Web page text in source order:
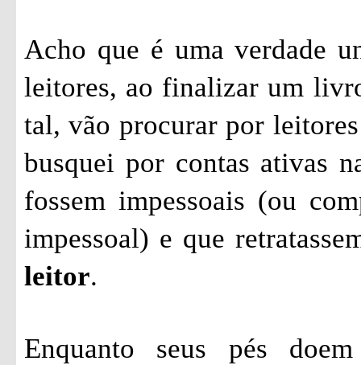
Acho que é uma verdade
leitores, ao finalizar um
tal, vão procurar por
busquei por contas ativas
fossem impessoais (ou
impessoal) e que
leitor.
Enquanto seus pés